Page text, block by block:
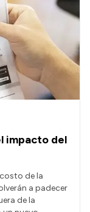
impacto del
de la
a padecer
de la